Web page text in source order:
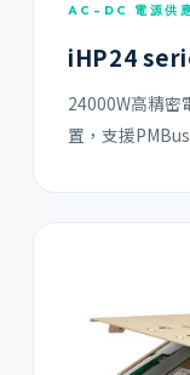
AC-DC 電源供
iHP24
24000W高精密
置，支援